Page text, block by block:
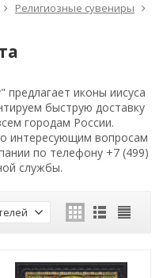
Религиозные сувениры
предлагает иконы иисуса
быструю доставку
городам России.
интересующим вопросам
по телефону +7 (499)
службы.